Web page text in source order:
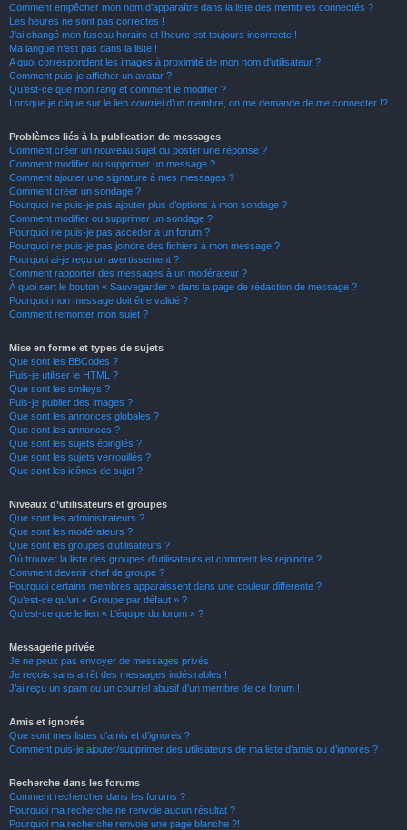
Comment empêcher mon nom d’apparaître dans la liste des membres connectés ?
Les heures ne sont pas correctes !
J’ai changé mon fuseau horaire et l’heure est toujours incorrecte !
Ma langue n’est pas dans la liste !
A quoi correspondent les images à proximité de mon nom d’utilisateur ?
Comment puis-je afficher un avatar ?
Qu’est-ce que mon rang et comment le modifier ?
Lorsque je clique sur le lien courrield’un membre, on me demande de me connecter !?
Problèmes liés à la publication de messages
Comment créer un nouveau sujet ou poster une réponse ?
Comment modifier ou supprimer un message ?
Comment ajouter une signature à mes messages ?
Comment créer un sondage ?
Pourquoi ne puis-je pas ajouter plus d’options à mon sondage ?
Comment modifier ou supprimer un sondage ?
Pourquoi ne puis-je pas accéder à un forum ?
Pourquoi ne puis-je pas joindre des fichiers à mon message ?
Pourquoi ai-je reçu un avertissement ?
Comment rapporter des messages à un modérateur ?
À quoi sert le bouton « Sauvegarder » dans la page de rédaction de message ?
Pourquoi mon message doit être validé ?
Comment remonter mon sujet ?
Mise en forme et types de sujets
Que sont les BBCodes ?
Puis-je utiliser le HTML ?
Que sont les smileys ?
Puis-je publier des images ?
Que sont les annonces globales ?
Que sont les annonces ?
Que sont les sujets épinglés ?
Que sont les sujets verrouillés ?
Que sont les icônes de sujet ?
Niveaux d’utilisateurs et groupes
Que sont les administrateurs ?
Que sont les modérateurs ?
Que sont les groupes d’utilisateurs ?
Où trouver la liste des groupes d’utilisateurs et comment les rejoindre ?
Comment devenir chef de groupe ?
Pourquoi certains membres apparaissent dans une couleur différente ?
Qu’est-ce qu’un « Groupe par défaut » ?
Qu’est-ce que le lien « L’équipe du forum » ?
Messagerie privée
Je ne peux pas envoyer de messages privés !
Je reçois sans arrêt des messages indésirables !
J’ai reçu un spam ou un courriel abusif d’un membre de ce forum !
Amis et ignorés
Que sont mes listes d’amis et d’ignorés ?
Comment puis-je ajouter/supprimer des utilisateurs de ma liste d’amis ou d’ignorés ?
Recherche dans les forums
Comment rechercher dans les forums ?
Pourquoi ma recherche ne renvoie aucun résultat ?
Pourquoi ma recherche renvoie une page blanche ?!